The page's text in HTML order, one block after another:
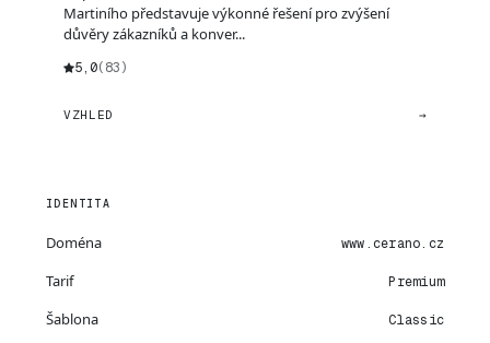
Martiního představuje výkonné řešení pro zvýšení
důvěry zákazníků a konver...
5,0(83)
VZHLED →
IDENTITA
Doména www.cerano.cz
Tarif Premium
Šablona Classic